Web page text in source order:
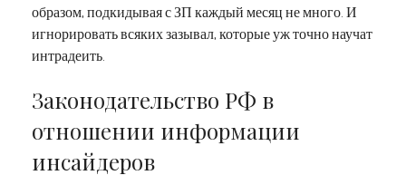
образом, подкидывая с ЗП каждый месяц не много. И
игнорировать всяких зазывал, которые уж точно научат
интрадеить.
Законодательство РФ в
отношении информации
инсайдеров